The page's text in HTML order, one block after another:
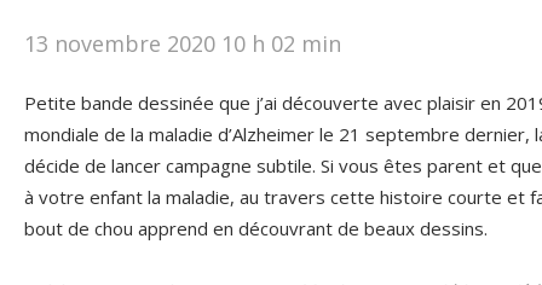
13 novembre 2020 10 h 02 min
Petite bande dessinée que j’ai découverte avec plaisir en
mondiale de la maladie d’Alzheimer le 21 septembre dernier,
décide de lancer campagne subtile. Si vous êtes parent et
à votre enfant la maladie, au travers cette histoire courte et
bout de chou apprend en découvrant de beaux dessins.